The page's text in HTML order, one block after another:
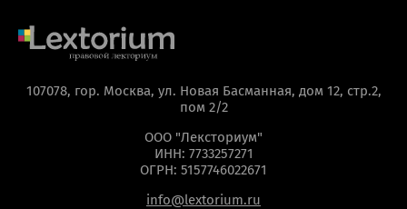
107078, гор. Москва, ул. Новая Басманная, дом 12, стр.2,
пом 2/2
ООО "Лексториум"
ИНН: 7733257271
ОГРН: 5157746022671
info@lextorium.ru